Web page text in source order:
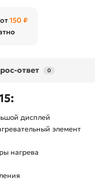
150 ₽
ответ 0
дисплей
элемент
нагрева